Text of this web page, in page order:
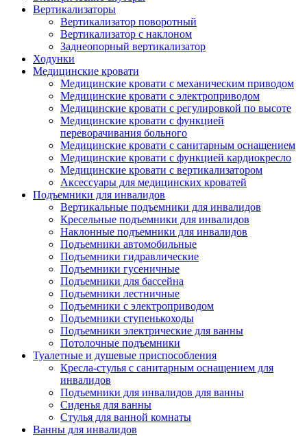
Вертикализаторы
Вертикализатор поворотный
Вертикализатор с наклоном
Заднеопорный вертикализатор
Ходунки
Медицинские кровати
Медицинские кровати с механическим приводом
Медицинские кровати с электроприводом
Медицинские кровати с регулировкой по высоте
Медицинские кровати с функцией
переворачивания больного
Медицинские кровати с санитарным оснащением
Медицинские кровати с функцией кардиокресло
Медицинские кровати с вертикализатором
Аксессуары для медицинских кроватей
Подъемники для инвалидов
Вертикальные подъемники для инвалидов
Кресельные подъемники для инвалидов
Наклонные подъемники для инвалидов
Подъемники автомобильные
Подъемники гидравлические
Подъемники гусеничные
Подъемники для бассейна
Подъемники лестничные
Подъемники с электроприводом
Подъемники ступенькоходы
Подъемники электрические для ванны
Потолочные подъемники
Туалетные и душевые приспособления
Кресла-стулья с санитарным оснащением для
инвалидов
Подъемники для инвалидов для ванны
Сиденья для ванны
Стулья для ванной комнаты
Ванны для инвалидов